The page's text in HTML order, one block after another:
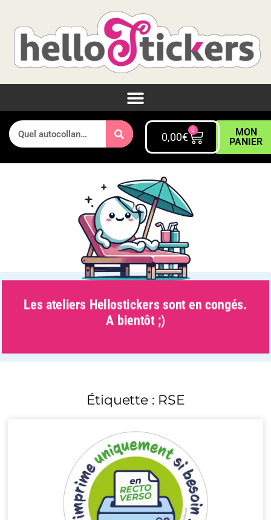
0,00€
0
MON
PANIER
Les ateliers Hellostickers sont en congés.
A bientôt ;)
Étiquette : RSE